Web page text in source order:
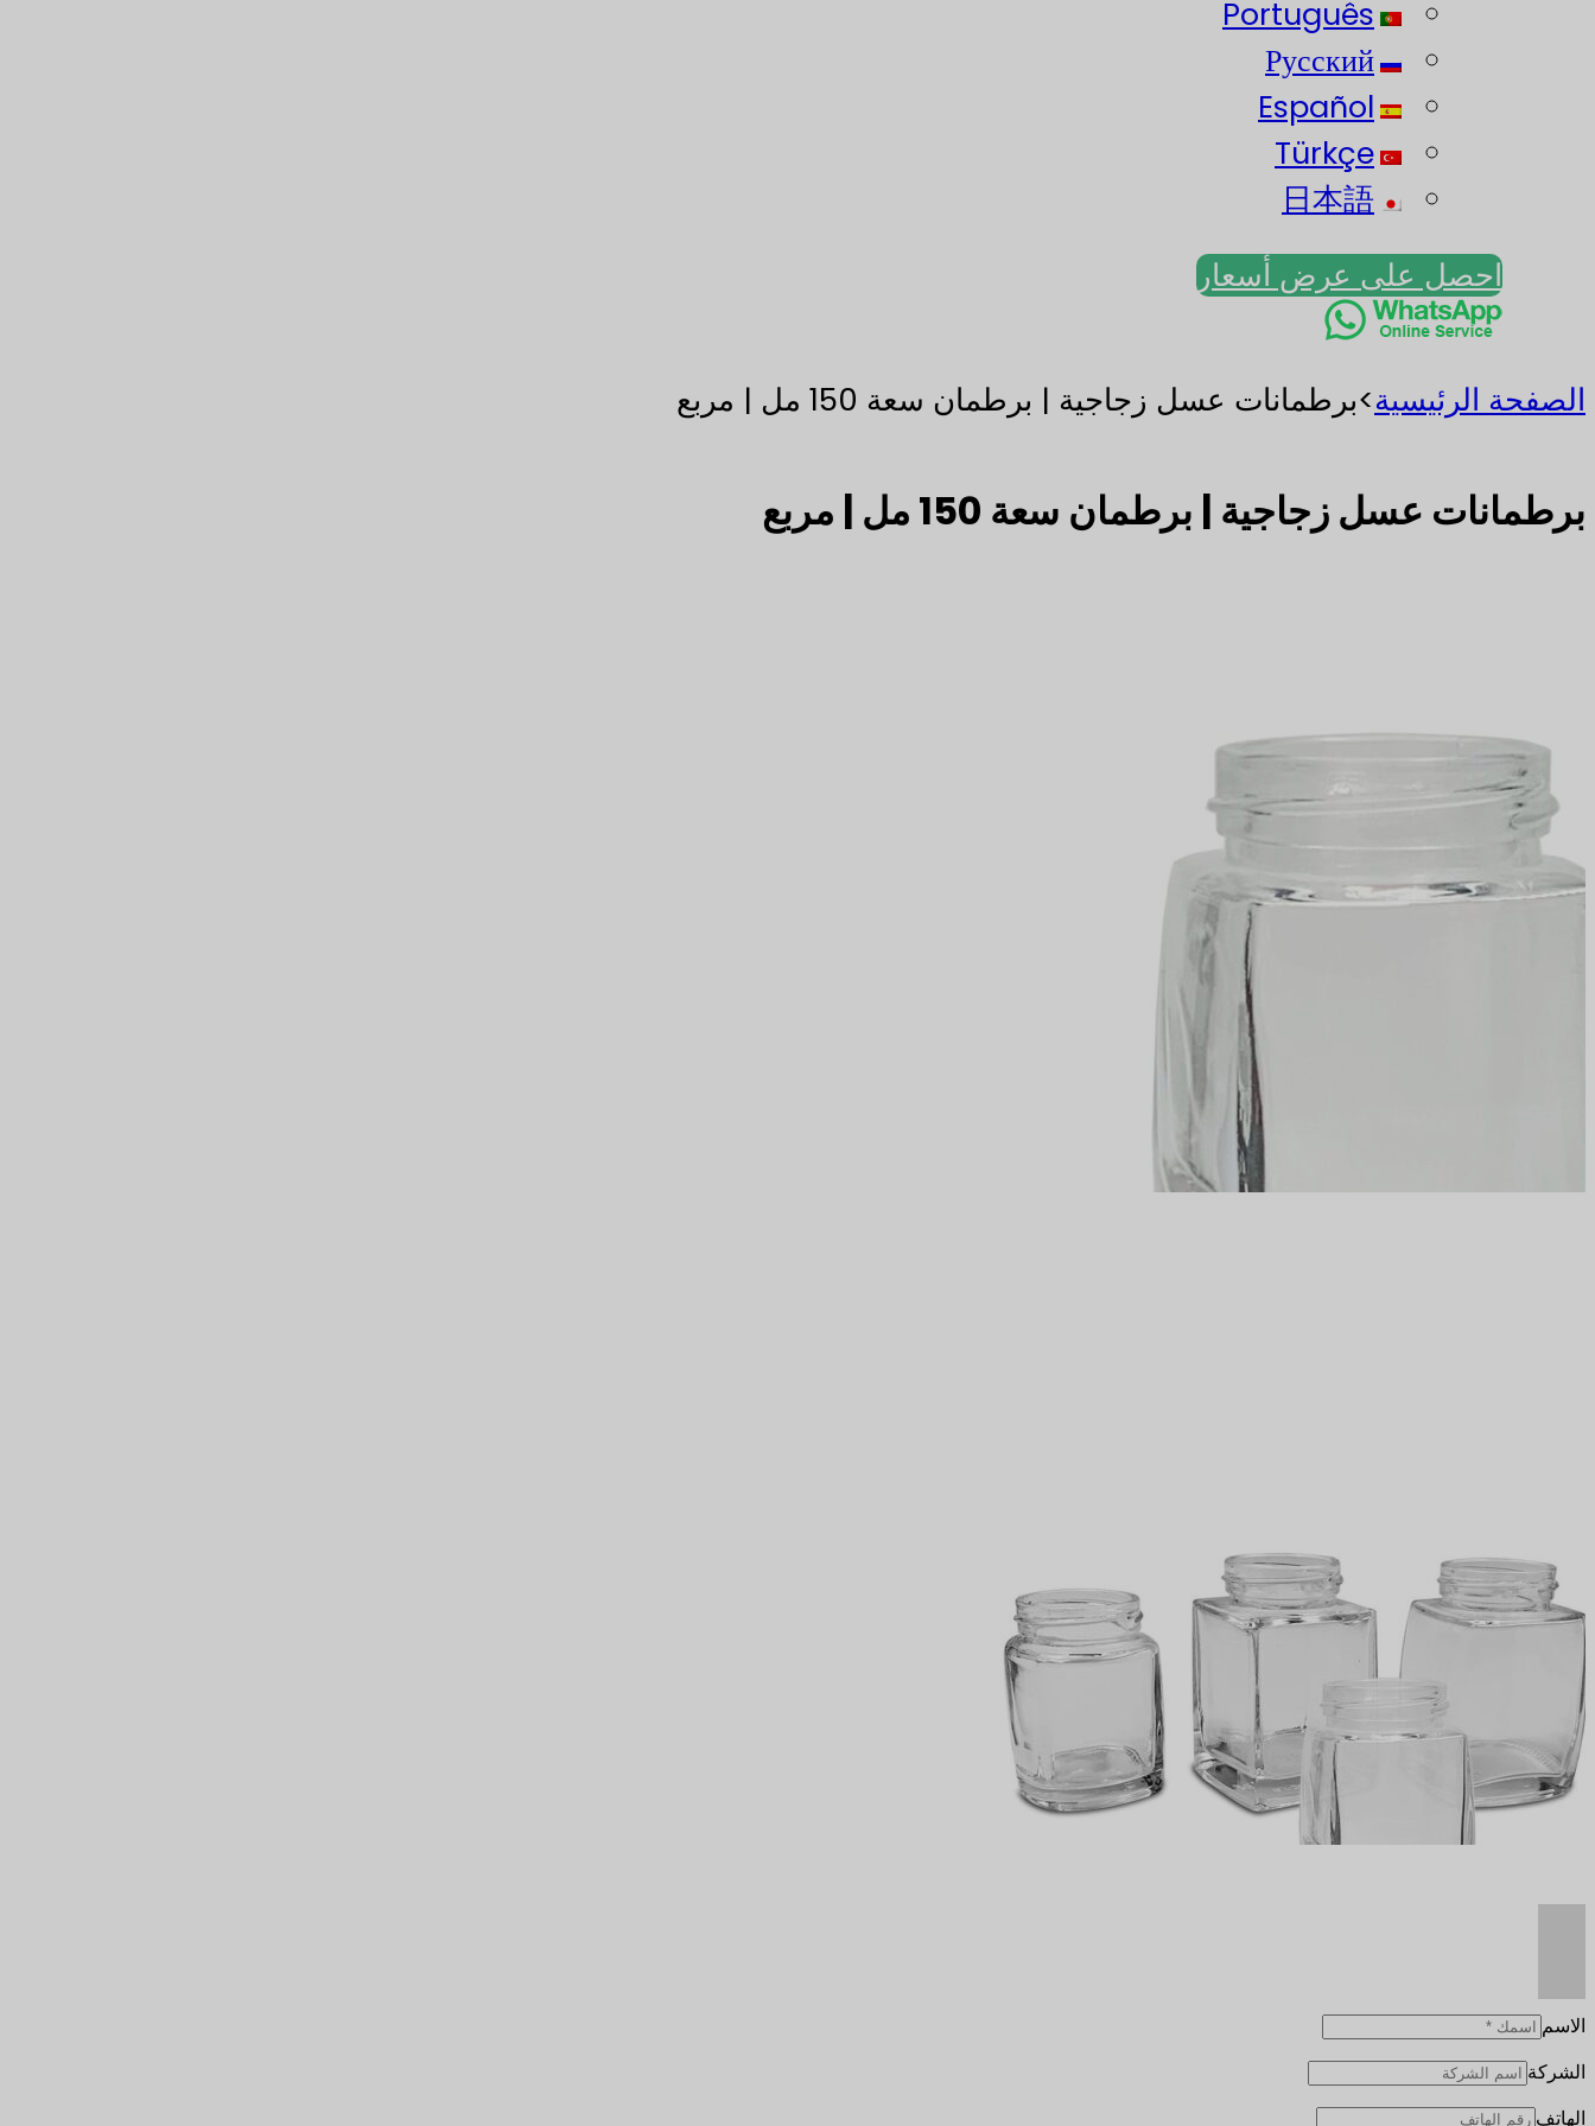
Português
Русский
Español
Türkçe
日本語
احصل على عرض أسعار
الصفحة الرئيسية>برطمانات عسل زجاجية | برطمان سعة 150 مل | مربع
برطمانات عسل زجاجية | برطمان سعة 150 مل | مربع
الاسم
الشركة
الهاتف